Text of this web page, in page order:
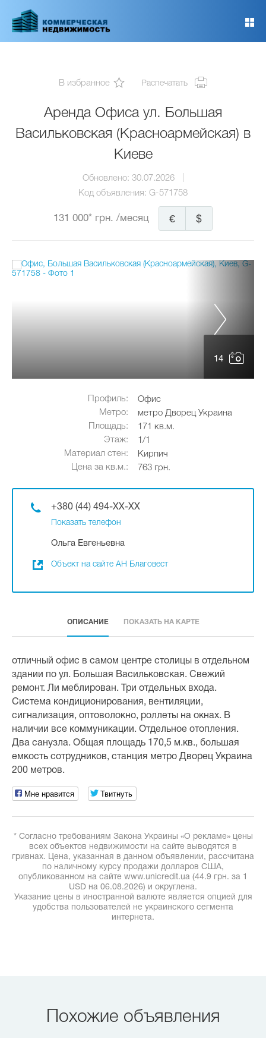
основному
В избранное Распечатать
Аренда Офиса ул. Большая
Васильковская (Красноармейская) в
Киеве
Обновлено: 30.07.2026
Код объявления: G-571758
131 000* грн. /месяц $
€
14
Профиль:
Офис
Метро:
метро Дворец Украина
Площадь:
171 кв.м.
Этаж:
1/1
Материал стен:
Кирпич
Цена за кв.м.:
763 грн.
+380 (44) 494-XX-XX
Показать телефон
Ольга Евгеньевна
Объект на сайте АН Благовест
ОПИСАНИЕ ПОКАЗАТЬ НА КАРТЕ
отличный офис в самом центре столицы в отдельном
здании по ул. Большая Васильковская. Свежий
ремонт. Ли меблирован. Три отдельных входа.
Система кондиционирования, вентиляции,
сигнализация, оптоволокно, роллеты на окнах. В
наличии все коммуникации. Отдельное отопления.
Два санузла. Общая площадь 170,5 м.кв., большая
емкость сотрудников, станция метро Дворец Украина
200 метров.
Мне нравится Твитнуть
* Согласно требованиям Закона Украины «О рекламе» цены
всех объектов недвижимости на сайте выводятся в
гривнах. Цена, указанная в данном объявлении, рассчитана
по наличному курсу продажи долларов США,
опубликованном на сайте www.unicredit.ua (44.9 грн. за 1
USD на 06.08.2026) и округлена.
Указание цены в иностранной валюте является опцией для
удобства пользователей не украинского сегмента
интернета.
Похожие объявления